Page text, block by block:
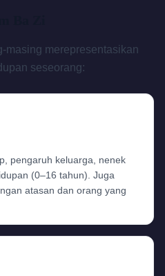
masing merepresentasikan
seseorang:
pengaruh keluarga, nenek
(0–16 tahun). Juga
atasan dan orang yang